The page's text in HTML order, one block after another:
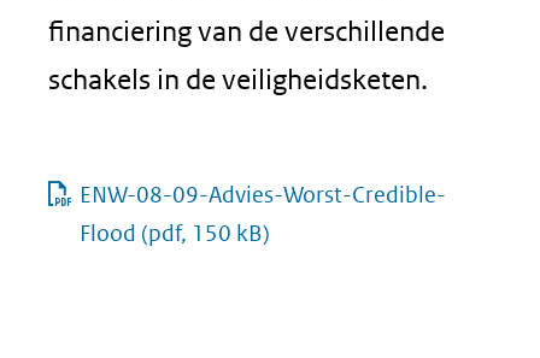
financiering van de verschillende
schakels in de veiligheidsketen.
ENW-08-09-Advies-Worst-Credible-
Flood (pdf, 150 kB)